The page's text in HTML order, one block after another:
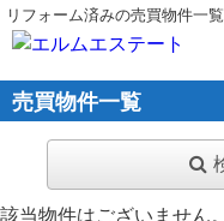
リフォーム済みの売買物件一
売買物件一覧
該当物件はございません。